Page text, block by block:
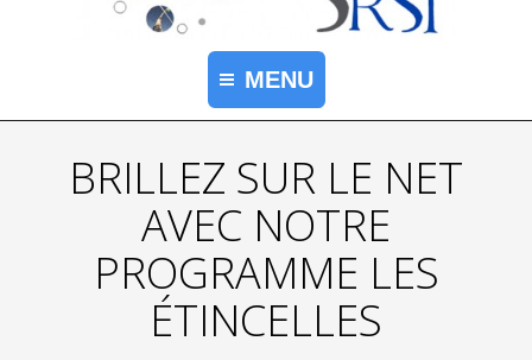
MENU
BRILLEZ SUR LE NET
AVEC NOTRE
PROGRAMME LES
ÉTINCELLES